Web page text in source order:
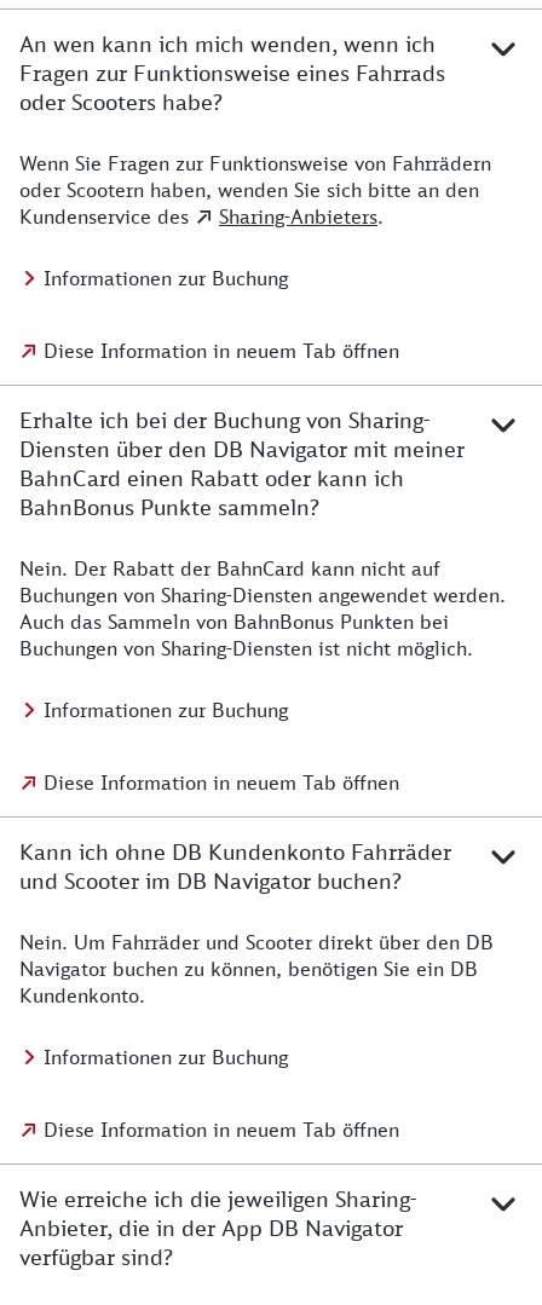
An wen kann ich mich wenden, wenn ich
Fragen zur Funktionsweise eines Fahrrads
oder Scooters habe?
Wenn Sie Fragen zur Funktionsweise von Fahrrädern
oder Scootern haben, wenden Sie sich bitte an den
Kundenservice des
Sharing-Anbieters.
Informationen zur Buchung
Diese Information in neuem Tab öffnen
Erhalte ich bei der Buchung von Sharing-
Diensten über den DB Navigator mit meiner
BahnCard einen Rabatt oder kann ich
BahnBonus Punkte sammeln?
Nein. Der Rabatt der BahnCard kann nicht auf
Buchungen von Sharing-Diensten angewendet werden.
Auch das Sammeln von BahnBonus Punkten bei
Buchungen von Sharing-Diensten ist nicht möglich.
Informationen zur Buchung
Diese Information in neuem Tab öffnen
Kann ich ohne DB Kundenkonto Fahrräder
und Scooter im DB Navigator buchen?
Nein. Um Fahrräder und Scooter direkt über den DB
Navigator buchen zu können, benötigen Sie ein DB
Kundenkonto.
Informationen zur Buchung
Diese Information in neuem Tab öffnen
Wie erreiche ich die jeweiligen Sharing-
Anbieter, die in der App DB Navigator
verfügbar sind?